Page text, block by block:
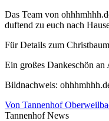
Das Team von
duftend zu euch nach
Für Details zum
Ein großes Dankeschön
Bildnachweis:
Von Tannenhof
Tannenhof News